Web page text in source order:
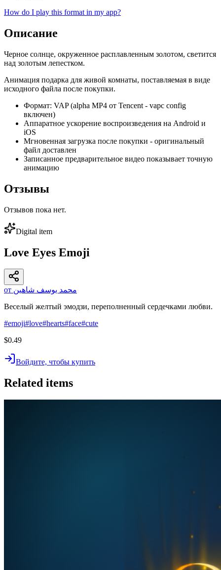
How do I play this format in my app?
Описание
Черное солнце, окруженное расплавленным золотом, светится
над золотым лепестком.
Анимация подарка для живой комнаты, поставляемая в виде
исходного файла после покупки.
Формат: VAP (alpha MP4 от Tencent - vapc config
включен)
Аппаратное ускорение воспроизведения на Android и
iOS
Мгновенная загрузка после покупки - оригинальный
файл доставлен
Записанное предварительное видео показывает точную
анимацию
Отзывы
Отзывов пока нет.
Digital item
Love Eyes Emoji
от محمد يوسف شاهين
Веселый желтый эмодзи, переполненный сердечками любви.
#emoji#love#hearts#face#cute
$0.49
Войдите, чтобы купить
Related items